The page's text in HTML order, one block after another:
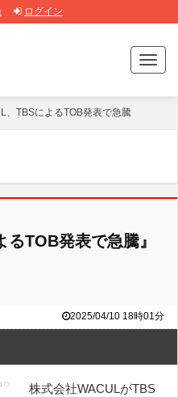
ログイン
T
o
g
、TBSによるTOB発表で急騰
るTOB発表で急騰』
2025/04/10 18時01分
株式会社WACULがTBS